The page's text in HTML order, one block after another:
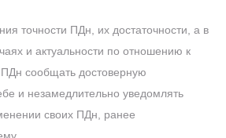
точности ПДн, их достаточности, а в
и актуальности по отношению к
сообщать достоверную
и незамедлительно уведомлять
своих ПДн, ранее